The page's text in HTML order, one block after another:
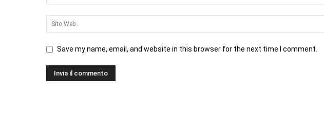
Save my name, email, and website in this browser for the next time I comment.